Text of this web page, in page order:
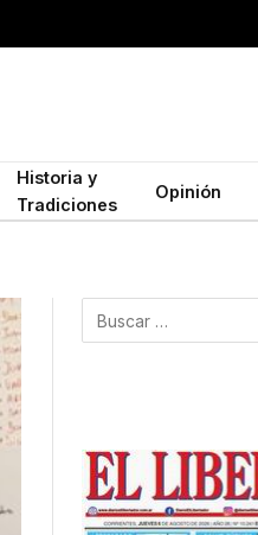
Historia y
Tradiciones
Opinión